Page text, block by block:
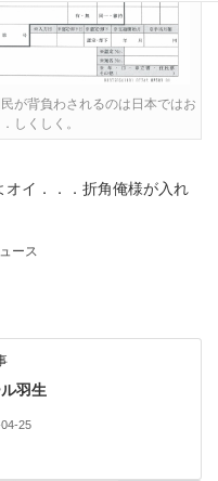
が背負わされるのは日本ではお
しくしく。
オイ．．．折角俺様が入れ
ース
羽生
25